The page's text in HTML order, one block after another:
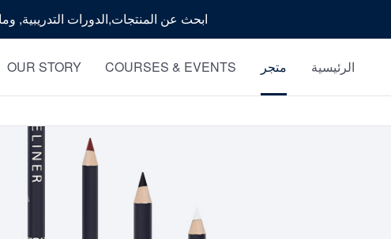
الرئيسية متجر COURSES & EVENTS
OUR STORY